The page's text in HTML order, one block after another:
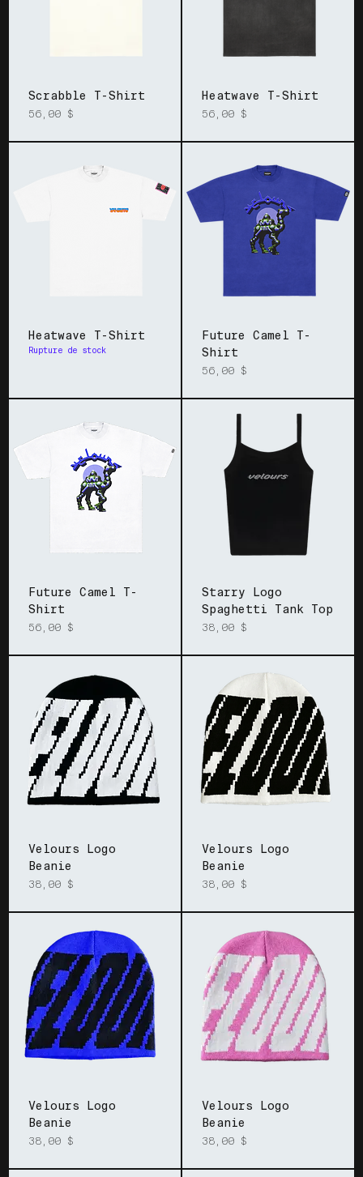
Scrabble T-Shirt
Prix
56,00 $
Heatwave T-Shirt
Prix
56,00 $
Heatwave T-Shirt
Rupture de stock
Future Camel T-
Shirt
Prix
56,00 $
Future Camel T-
Shirt
Prix
56,00 $
Starry Logo
Spaghetti Tank Top
Prix
38,00 $
Velours Logo
Beanie
Prix
38,00 $
Velours Logo
Beanie
Prix
38,00 $
Velours Logo
Beanie
Prix
38,00 $
Velours Logo
Beanie
Prix
38,00 $